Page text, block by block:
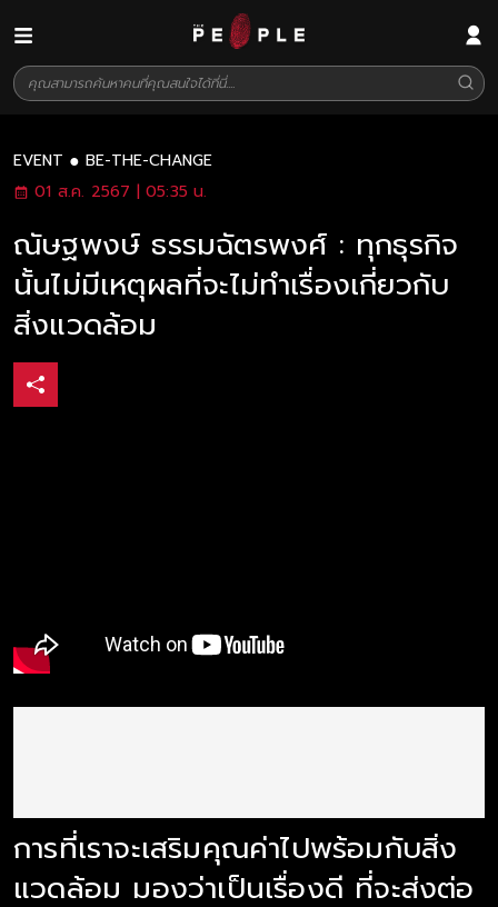
EVENT
BE-THE-CHANGE
01 ส.ค. 2567 | 05:35 น.
ณัษฐพงษ์ ธรรมฉัตรพงศ์ : ทุกธุรกิจ
นั้นไม่มีเหตุผลที่จะไม่ทำเรื่องเกี่ยวกับ
สิ่งแวดล้อม
การที่เราจะเสริมคุณค่าไปพร้อมกับสิ่ง
แวดล้อม มองว่าเป็นเรื่องดี ที่จะส่งต่อ